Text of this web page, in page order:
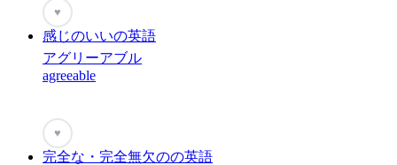
♥
感じのいいの英語
アグリーアブル
agreeable
♥
完全な・完全無欠のの英語